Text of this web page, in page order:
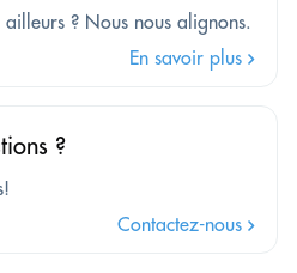
? Nous nous alignons.
En savoir plus
?
Contactez-nous